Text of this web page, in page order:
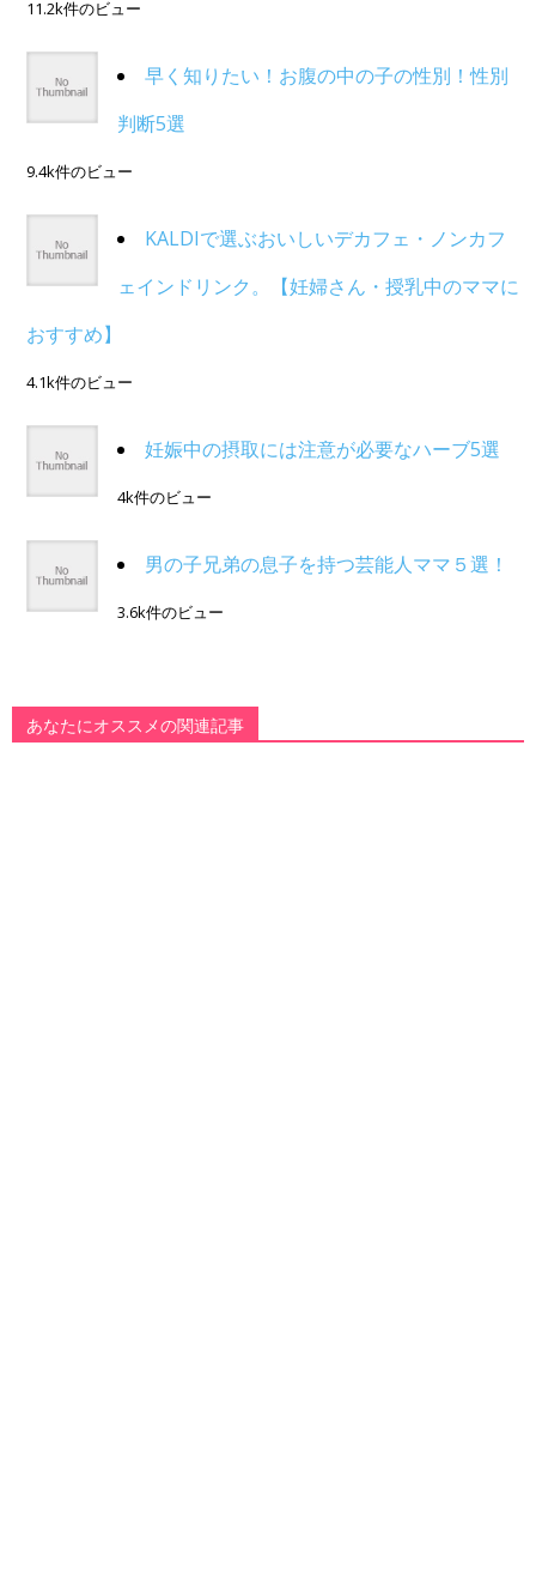
11.2k件のビュー
早く知りたい！お腹の中の子の性別！性別
判断5選
9.4k件のビュー
KALDIで選ぶおいしいデカフェ・ノンカフ
ェインドリンク。【妊婦さん・授乳中のママに
おすすめ】
4.1k件のビュー
妊娠中の摂取には注意が必要なハーブ5選
4k件のビュー
男の子兄弟の息子を持つ芸能人ママ５選！
3.6k件のビュー
あなたにオススメの関連記事